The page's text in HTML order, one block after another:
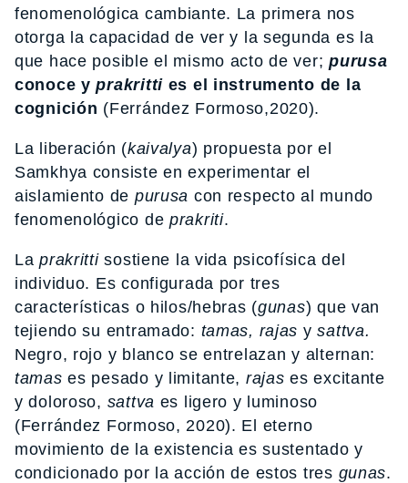
fenomenológica cambiante. La primera nos
otorga la capacidad de ver y la segunda es la
que hace posible el mismo acto de ver;purusa
conoce yprakritties el instrumento de la
cognición (Ferrández Formoso,2020).
La liberación (kaivalya) propuesta por el
Samkhya consiste en experimentar el
aislamiento de purusa con respecto al mundo
fenomenológico de prakriti.
Laprakrittisostiene la vida psicofísica del
individuo. Es configurada por tres
características o hilos/hebras (gunas) que van
tejiendo su entramado: tamas, rajas ysattva.
Negro, rojo y blanco se entrelazan y alternan:
tamas es pesado y limitante, rajas es excitante
y doloroso, sattva es ligero y luminoso
(Ferrández Formoso, 2020). El eterno
movimiento de la existencia es sustentado y
condicionado por la acción de estos tres gunas.